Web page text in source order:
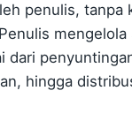
penulis, tanpa
mengelola
dari
hingga